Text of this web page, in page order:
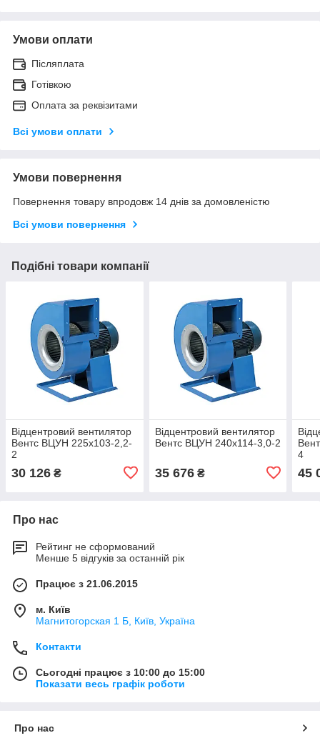
Умови оплати
Післяплата
Готівкою
Оплата за реквізитами
Всі умови оплати
Умови повернення
Повернення товару впродовж 14 днів за домовленістю
Всі умови повернення
Подібні товари компанії
Відцентровий вентилятор
Вентс ВЦУН 225х103-2,2-
2
30 126 ₴
Відцентровий вентилятор
Вентс ВЦУН 240х114-3,0-2
35 676₴
4
45
Про нас
Рейтинг не сформований
Менше 5 відгуків за останній рік
Працює з 21.06.2015
м. Київ
Магнитогорская 1 Б, Київ, Україна
Контакти
Сьогодні працює з 10:00 до 15:00
Показати весь графік роботи
Про нас